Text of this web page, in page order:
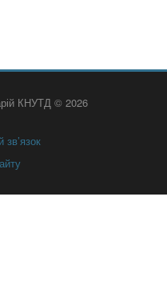
КНУТД © 2026
зв’язок